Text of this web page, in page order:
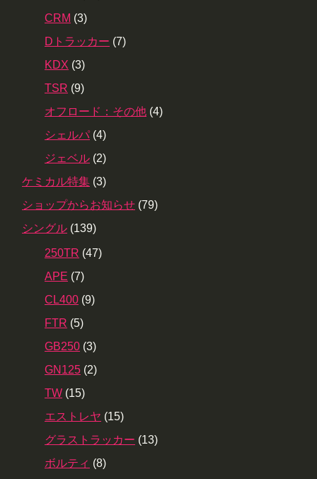
CRM (3)
Dトラッカー (7)
KDX (3)
TSR (9)
オフロード：その他 (4)
シェルパ (4)
ジェベル (2)
ケミカル特集 (3)
ショップからお知らせ (79)
シングル (139)
250TR (47)
APE (7)
CL400 (9)
FTR (5)
GB250 (3)
GN125 (2)
TW (15)
エストレヤ (15)
グラストラッカー (13)
ボルティ (8)